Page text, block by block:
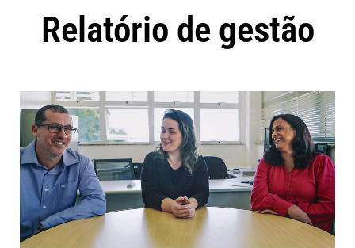
Relatório de gestão